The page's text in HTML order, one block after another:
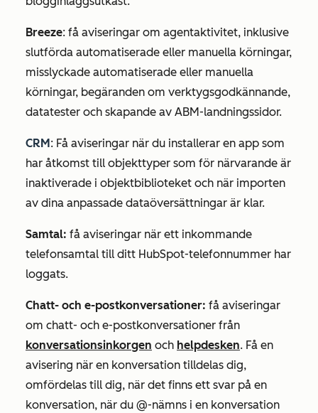
Breeze: få aviseringar om agentaktivitet, inklusive
slutförda automatiserade eller manuella körningar,
misslyckade automatiserade eller manuella
körningar, begäranden om verktygsgodkännande,
datatester och skapande av ABM-landningssidor.
CRM : Få aviseringar när du installerar en app som
har åtkomst till objekttyper som för närvarande är
inaktiverade i objektbiblioteket och när importen
av dina anpassade dataöversättningar är klar.
Samtal: få aviseringar när ett inkommande
telefonsamtal till ditt HubSpot-telefonnummer har
loggats.
Chatt- och e-postkonversationer: få aviseringar
om chatt- och e-postkonversationer från
konversationsinkorgen och helpdesken. Få en
avisering när en konversation tilldelas dig,
omfördelas till dig, när det finns ett svar på en
konversation, när du @-nämns i en konversation